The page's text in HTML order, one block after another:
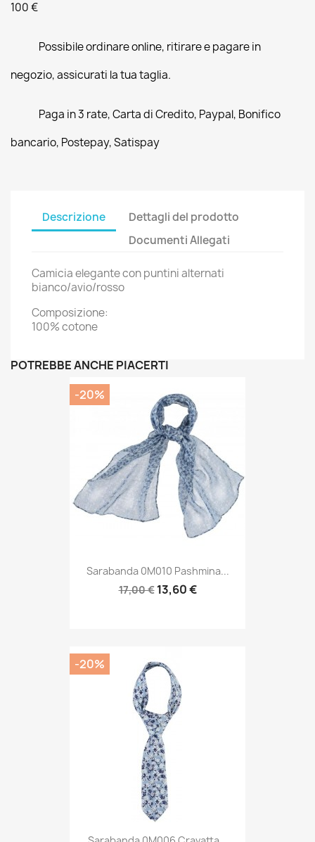
100 €
Possibile ordinare online, ritirare e pagare in
negozio, assicurati la tua taglia.
Paga in 3 rate, Carta di Credito, Paypal, Bonifico
bancario, Postepay, Satispay
Descrizione
Dettagli del prodotto
Documenti Allegati
Camicia elegante con puntini alternati
bianco/avio/rosso
Composizione:
100% cotone
POTREBBE ANCHE PIACERTI
Sarabanda 0M010 Pashmina...
17,00 € 13,60 €
-20%
-20%